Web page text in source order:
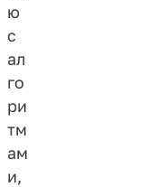
ю
с
ал
го
ри
тм
ам
и,